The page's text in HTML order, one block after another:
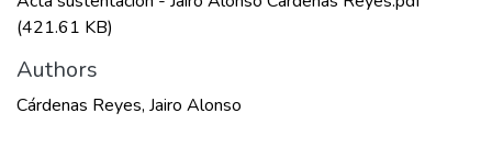
(421.61 KB)
Authors
Cárdenas Reyes, Jairo Alonso